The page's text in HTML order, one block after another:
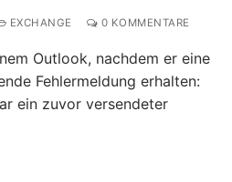
EXCHANGE 0 KOMMENTARE
Outlook, nachdem er eine
Fehlermeldung erhalten:
ein zuvor versendeter